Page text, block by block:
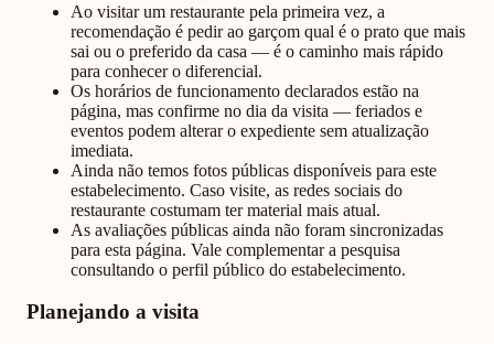
Ao visitar um restaurante pela primeira vez, a
recomendação é pedir ao garçom qual é o prato que mais
sai ou o preferido da casa — é o caminho mais rápido
para conhecer o diferencial.
Os horários de funcionamento declarados estão na
página, mas confirme no dia da visita — feriados e
eventos podem alterar o expediente sem atualização
imediata.
Ainda não temos fotos públicas disponíveis para este
estabelecimento. Caso visite, as redes sociais do
restaurante costumam ter material mais atual.
As avaliações públicas ainda não foram sincronizadas
para esta página. Vale complementar a pesquisa
consultando o perfil público do estabelecimento.
Planejando a visita